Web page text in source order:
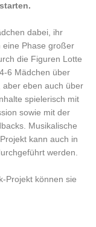
dabei, ihr
eine Phase großer
die Figuren Lotte
6 Mädchen über
aber eben auch über
spielerisch mit
sowie mit der
Musikalische
kann auch in
werden.
Projekt können sie